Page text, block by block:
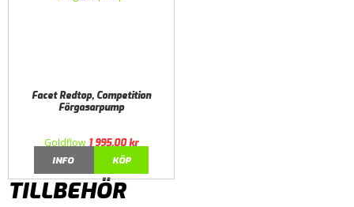
Facet Redtop, Competition
Förgasarpump
Goldflow 1 995,00kr
INFO
KÖP
TILLBEHÖR